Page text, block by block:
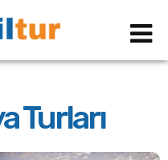
Turları